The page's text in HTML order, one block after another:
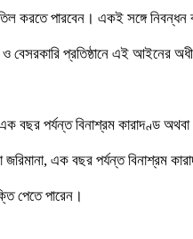
করতে পারবেন। একই সঙ্গে
প্রতিষ্ঠানে এই আইনের
এক বছর পর্যন্ত বিনাশ্রম কারাদণ্ড
জরিমানা, এক বছর পর্যন্ত বিনাশ্রম
পেতে পারেন।